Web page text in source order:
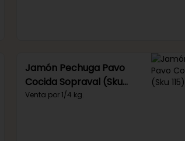
Jamón Pechuga Pavo
Cocida Sopraval (Sku
115)
Venta por 1/4 kg.